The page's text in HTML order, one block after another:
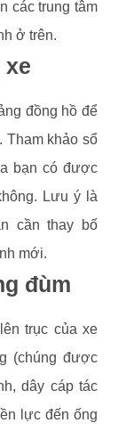
các trung tâm
ở trên.
xe
đồng hồ để
Tham khảo sổ
bạn có được
Lưu ý là
cần thay bố
mới.
đùm
trục của xe
(chúng được
dây cáp tác
lực đến ống